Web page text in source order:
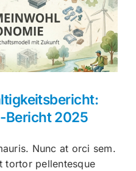
Bericht 2025
Nunc at orci sem.
tortor pellentesque